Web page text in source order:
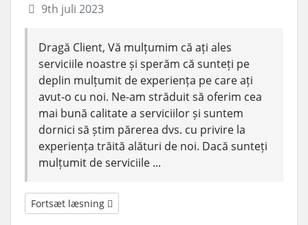
9th juli 2023
Dragă Client, Vă mulțumim că ați ales
serviciile noastre și sperăm că sunteți pe
deplin mulțumit de experiența pe care ați
avut-o cu noi. Ne-am străduit să oferim cea
mai bună calitate a serviciilor și suntem
dornici să știm părerea dvs. cu privire la
experiența trăită alături de noi. Dacă sunteți
mulțumit de serviciile ...
Fortsæt læsning